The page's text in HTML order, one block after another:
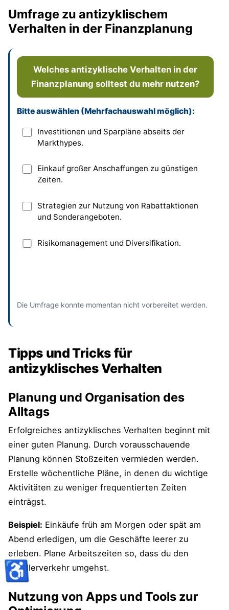
Umfrage zu antizyklischem
Verhalten in der Finanzplanung
Welches antizyklische Verhalten in der
Finanzplanung solltest du mehr nutzen?
Dieses Feld bitte leer lassen
Bitte auswählen (Mehrfachauswahl möglich):
Investitionen und Sparpläne abseits der
Markthypes.
Einkauf großer Anschaffungen zu günstigen
Zeiten.
Strategien zur Nutzung von Rabattaktionen
und Sonderangeboten.
Risikomanagement und Diversifikation.
Die Umfrage konnte momentan nicht vorbereitet werden.
Tipps und Tricks für
antizyklisches Verhalten
Planung und Organisation des
Alltags
Erfolgreiches antizyklisches Verhalten beginnt mit
einer guten Planung. Durch vorausschauende
Planung können Stoßzeiten vermieden werden.
Erstelle wöchentliche Pläne, in denen du wichtige
Aktivitäten zu weniger frequentierten Zeiten
einträgst.
Beispiel: Einkäufe früh am Morgen oder spät am
Abend erledigen, um die Geschäfte leerer zu
erleben. Plane Arbeitszeiten so, dass du den
Pendlerverkehr umgehst.
Nutzung von Apps und Tools zur